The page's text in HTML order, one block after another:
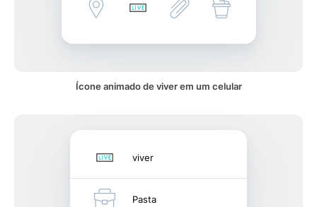
Ícone animado de viver em um celular
viver
Pasta